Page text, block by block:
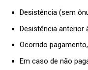
Desistência (sem
Desistência anterior
Ocorrido
Em caso de não